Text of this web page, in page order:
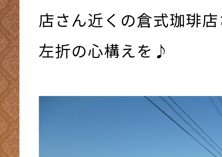
店さん近くの倉式珈琲
左折の心構えを♪